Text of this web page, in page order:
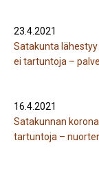
23.4.2021
Satakunta
ei tartuntoja –
16.4.2021
Satakunnan
tartuntoja –